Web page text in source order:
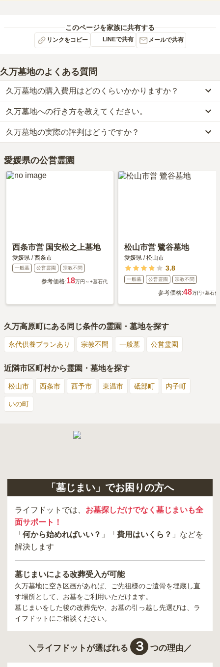
このページを家族に共有する
リンクをコピー LINEで共有 メールで共有
久万墓地のよくある質問
久万墓地の購入費用はどのくらいかかりますか？
久万墓地の現在の販売価格については現在調査中です。
お墓は、価格が高いものがよい、安いものが悪い、という訳ではあ
りません。大切なのは、ご家族が心から納得し、安心してお参りで
きる場所を選ぶことです。
久万墓地への行き方を教えてください。
公共交通機関の場合、JR四国久万高原線「久万高原駅」から徒歩約
5分です。
詳しいルートや地図は、本ページの「地図・交通アクセス」欄をご
確認ください。
久万墓地の実際の評判はどうですか？
口コミはあくまで一つの目安です。資料請求や現地見学を通して、
ご自身の目で雰囲気を確認してみることをおすすめします。
愛媛県の公営霊園
西条市営 国安松之上墓地
愛媛県 /西条市
一般墓 公営霊園 宗教不問
参考価格:18万円～+墓石代
松山市営 鷺谷墓地
愛媛県 /松山市
3.8
一般墓 公営霊園 宗教不問
参考価格:48万円+墓石代
久万高原町にある同じ条件の霊園・墓地を探す
永代供養プランあり 宗教不問 一般墓 公営霊園
近隣市区町村から霊園・墓地を探す
松山市 西条市 西予市 東温市 砥部町 内子町
いの町
「墓じまい」でお困りの方へ
ライフドットでは、 お墓探しだけでなく墓じまいも全
面サポート！
「 何から始めればいい？ 」「 費用はいくら？ 」などを
解決します
墓じまいによる改葬受入が可能
久万墓地に空き区画があれば、ご先祖様のご遺骨を埋蔵し直
す場所として、お墓をご利用いただけます。
墓じまいをした後の改葬先や、お墓の引っ越し先選びは、ラ
イフドットにご相談ください。
＼ライフドットが選ばれる ３ つの理由／